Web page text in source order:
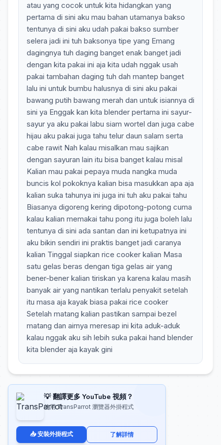
atau yang cocok untuk kita hidangkan yang
pertama di sini aku mau bahan utamanya bakso
tentunya di sini aku udah pakai bakso sumber
selera jadi ini tuh baksonya tipe yang Emang
dagingnya tuh daging banget enak banget jadi
dengan kita pakai ini aja kita udah nggak usah
pakai tambahan daging tuh dah mantep banget
lalu ini untuk bumbu halusnya di sini aku pakai
bawang putih bawang merah dan untuk isiannya di
sini ya Enggak kan kita blender pertama ini sayur-
sayur ya aku pakai labu siam wortel dan juga cabe
hijau aku pakai juga tahu telur daun salam serta
cabe rawit Nah kalau misalkan mau sajikan
dengan sayuran lain itu bisa banget kalau misal
Kalian mau pakai pepaya muda nangka muda
buncis kol pokoknya kalian bisa masukkan apa aja
kalian suka tahunya ini juga ini tuh aku pakai tahu
Biasanya digoreng kering dipotong-potong cuma
kalau kalian memakai tahu pong itu juga boleh lalu
tentunya di sini ada santan dan ini ketupatnya ini
aku bikin sendiri ini praktis banget jadi caranya
kalian Tinggal siapkan rice cooker kalian Masa
satu gelas beras dengan tiga gelas air yang
bener-bener kalian tiriskan ya karena kalau masih
banyak air yang nantikan terlalu penyakit setelah
itu masa aja kayak biasa pakai rice cooker
Setelah matang kalian pastikan sampai bezel
matang dan airnya meresap ini kita aduk-aduk
kalau nggak aku sih lebih suka pakai hand blender
kita blender aja kayak gini
💡 翻譯更多 YouTube 視頻？
使用 TransParrot 瀏覽器外掛程式
📥 安裝外掛程式 了解詳情